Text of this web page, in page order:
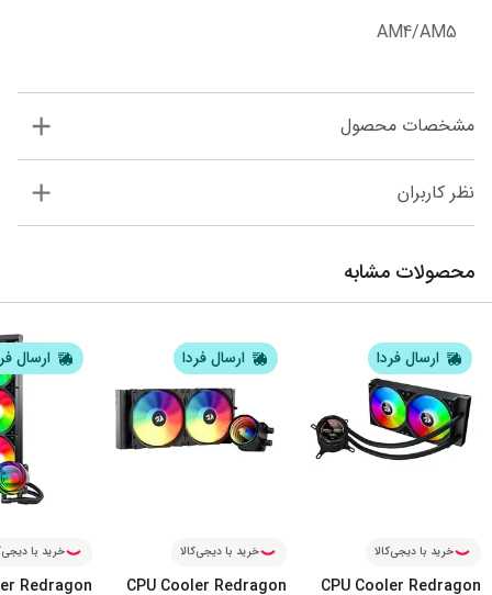
AM4/AM5
مشخصات محصول
نظر کاربران
محصولات مشابه
ارسال فردا
خرید با دیجی‌کالا
CPU Cooler Redragon
ارسال فردا
خرید با دیجی‌کالا
CPU Cooler Redragon
ارسال
خرید با
Redragon